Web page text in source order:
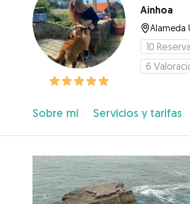
Ainhoa
Alameda
10
6
Sobre mí Servicios y tarifas